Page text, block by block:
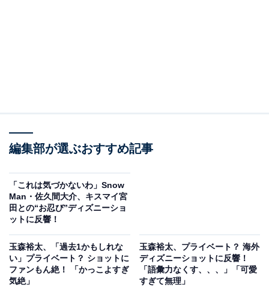
編集部が選ぶおすすめ記事
「これは気づかないわ」Snow
Man・佐久間大介、キスマイ宮
田との“お忍び”ディズニーショ
ットに反響！
玉森裕太、「過去1かもしれな
い」プライベート？ ショットに
ファンもん絶！ 「かっこよすぎ
気絶」
玉森裕太、プライベート？ 海外
ディズニーショットに反響！
「語彙力なくす、、、」「可愛
すぎて無理」